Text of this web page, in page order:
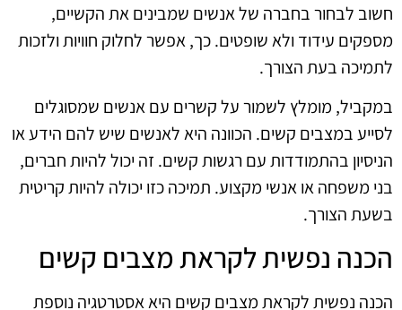
חשוב לבחור בחברה של אנשים שמבינים את הקשיים,
מספקים עידוד ולא שופטים. כך, אפשר לחלוק חוויות ולזכות
לתמיכה בעת הצורך.
במקביל, מומלץ לשמור על קשרים עם אנשים שמסוגלים
לסייע במצבים קשים. הכוונה היא לאנשים שיש להם הידע או
הניסיון בהתמודדות עם רגשות קשים. זה יכול להיות חברים,
בני משפחה או אנשי מקצוע. תמיכה כזו יכולה להיות קריטית
בשעת הצורך.
הכנה נפשית לקראת מצבים קשים
הכנה נפשית לקראת מצבים קשים היא אסטרטגיה נוספת